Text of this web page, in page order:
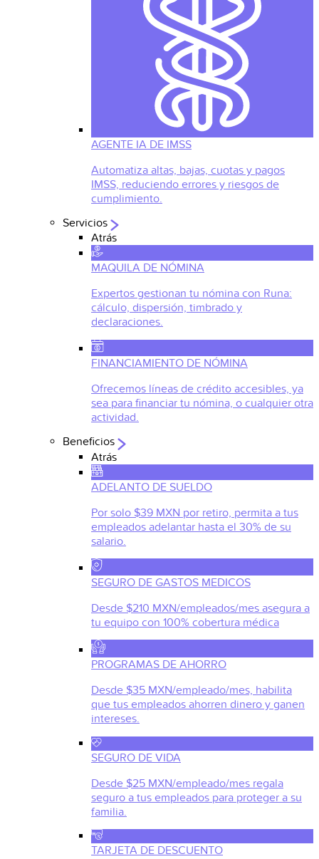
AGENTE IA DE IMSS
Automatiza altas, bajas, cuotas y pagos
IMSS, reduciendo errores y riesgos de
cumplimiento.
Servicios
Atrás
MAQUILA DE NÓMINA
Expertos gestionan tu nómina con Runa:
cálculo, dispersión, timbrado y
declaraciones.
FINANCIAMIENTO DE NÓMINA
Ofrecemos líneas de crédito accesibles, ya
sea para financiar tu nómina, o cualquier otra
actividad.
Beneficios
Atrás
ADELANTO DE SUELDO
Por solo $39 MXN por retiro, permita a tus
empleados adelantar hasta el 30% de su
salario.
SEGURO DE GASTOS MEDICOS
Desde $210 MXN/empleados/mes asegura a
tu equipo con 100% cobertura médica
PROGRAMAS DE AHORRO
Desde $35 MXN/empleado/mes, habilita
que tus empleados ahorren dinero y ganen
intereses.
SEGURO DE VIDA
Desde $25 MXN/empleado/mes regala
seguro a tus empleados para proteger a su
familia.
TARJETA DE DESCUENTO